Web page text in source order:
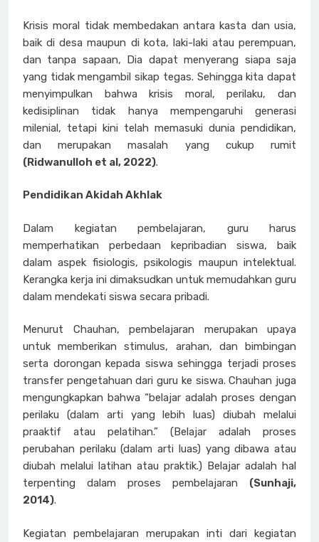
Krisis moral tidak membedakan antara kasta dan usia,
baik di desa maupun di kota, laki-laki atau perempuan,
dan tanpa sapaan, Dia dapat menyerang siapa saja
yang tidak mengambil sikap tegas. Sehingga kita dapat
menyimpulkan bahwa krisis moral, perilaku, dan
kedisiplinan tidak hanya mempengaruhi generasi
milenial, tetapi kini telah memasuki dunia pendidikan,
dan merupakan masalah yang cukup rumit
(Ridwanulloh et al, 2022).
Pendidikan Akidah Akhlak
Dalam kegiatan pembelajaran, guru harus
memperhatikan perbedaan kepribadian siswa, baik
dalam aspek fisiologis, psikologis maupun intelektual.
Kerangka kerja ini dimaksudkan untuk memudahkan guru
dalam mendekati siswa secara pribadi.
Menurut Chauhan, pembelajaran merupakan upaya
untuk memberikan stimulus, arahan, dan bimbingan
serta dorongan kepada siswa sehingga terjadi proses
transfer pengetahuan dari guru ke siswa. Chauhan juga
mengungkapkan bahwa “belajar adalah proses dengan
perilaku (dalam arti yang lebih luas) diubah melalui
praaktif atau pelatihan.” (Belajar adalah proses
perubahan perilaku (dalam arti luas) yang dibawa atau
diubah melalui latihan atau praktik.) Belajar adalah hal
terpenting dalam proses pembelajaran (Sunhaji,
2014).
Kegiatan pembelajaran merupakan inti dari kegiatan